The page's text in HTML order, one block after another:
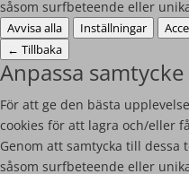
såsom surfbeteende eller
Avvisa alla Inställningar
← Tillbaka
Anpassa samtycke
För att ge den bästa
cookies för att lagra och/eller
Genom att samtycka till dessa
såsom surfbeteende eller